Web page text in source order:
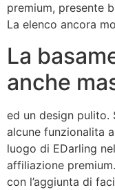
premium, presente
La elenco ancora
La
anche
ed un design pulito.
alcune funzionalita
luogo di EDarling
affiliazione
con l’aggiunta di